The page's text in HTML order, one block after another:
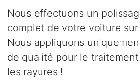
Nous effectuons un
complet de votre voiture
Nous appliquons
de qualité pour le
les rayures !